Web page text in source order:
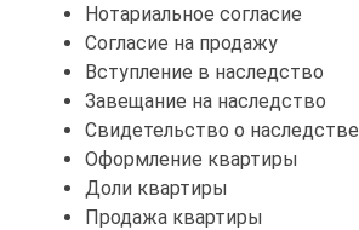
Нотариальное согласие
Согласие на продажу
Вступление в наследство
Завещание на наследство
Свидетельство о наследстве
Оформление квартиры
Доли квартиры
Продажа квартиры